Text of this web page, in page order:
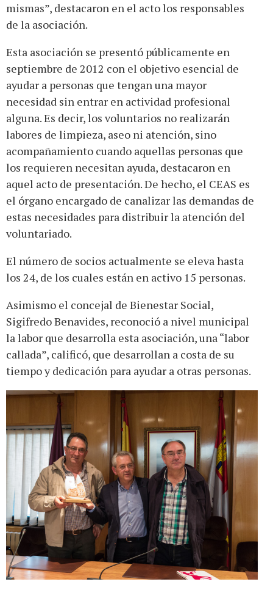
mismas”, destacaron en el acto los responsables
de la asociación.
Esta asociación se presentó públicamente en
septiembre de 2012 con el objetivo esencial de
ayudar a personas que tengan una mayor
necesidad sin entrar en actividad profesional
alguna. Es decir, los voluntarios no realizarán
labores de limpieza, aseo ni atención, sino
acompañamiento cuando aquellas personas que
los requieren necesitan ayuda, destacaron en
aquel acto de presentación. De hecho, el CEAS es
el órgano encargado de canalizar las demandas de
estas necesidades para distribuir la atención del
voluntariado.
El número de socios actualmente se eleva hasta
los 24, de los cuales están en activo 15 personas.
Asimismo el concejal de Bienestar Social,
Sigifredo Benavides, reconoció a nivel municipal
la labor que desarrolla esta asociación, una “labor
callada”, calificó, que desarrollan a costa de su
tiempo y dedicación para ayudar a otras personas.